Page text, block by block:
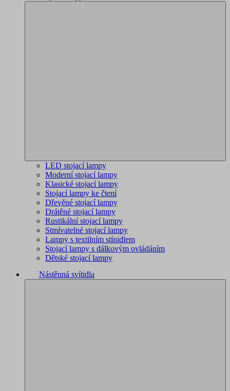
LED stojací lampy
Moderní stojací lampy
Klasické stojací lampy
Stojací lampy ke čtení
Dřevěné stojací lampy
Drátěné stojací lampy
Rustikální stojací lampy
Stmívatelné stojací lampy
Lampy s textilním stínidlem
Stojací lampy s dálkovým ovládáním
Dětské stojací lampy
Nástěnná svítidla